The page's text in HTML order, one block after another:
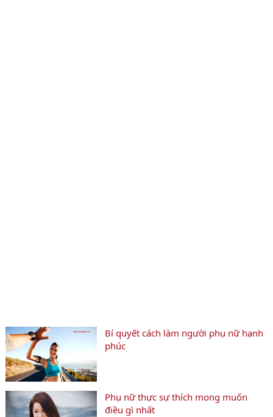
Bí quyết cách làm người phụ nữ hạnh
phúc
Phụ nữ thực sự thích mong muốn
điều gì nhất